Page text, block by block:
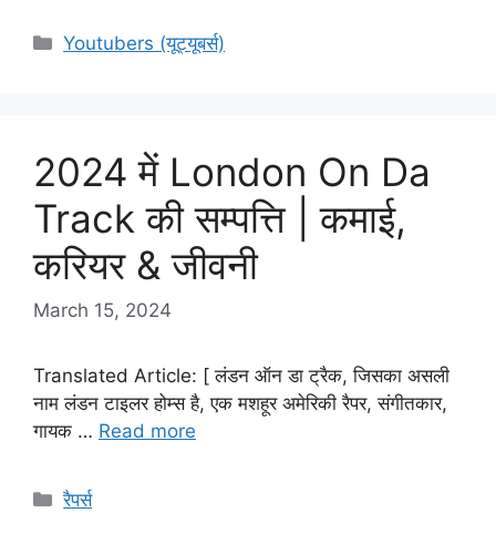
Categories
Youtubers (यूट्यूबर्स)
2024 में London On Da
Track की सम्पत्ति | कमाई,
करियर & जीवनी
March 15, 2024
Translated Article: [ लंडन ऑन डा ट्रैक, जिसका असली
नाम लंडन टाइलर होम्स है, एक मशहूर अमेरिकी रैपर, संगीतकार,
गायक … Read more
Categories
रैपर्स